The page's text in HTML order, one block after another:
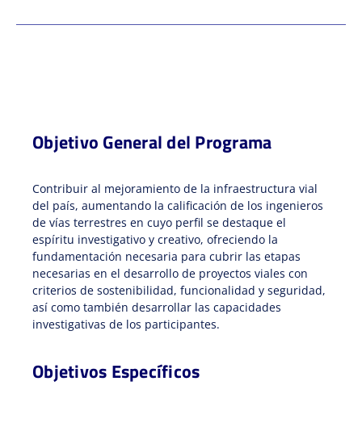
Objetivo General del Programa
Contribuir al mejoramiento de la infraestructura vial
del país, aumentando la calificación de los ingenieros
de vías terrestres en cuyo perfil se destaque el
espíritu investigativo y creativo, ofreciendo la
fundamentación necesaria para cubrir las etapas
necesarias en el desarrollo de proyectos viales con
criterios de sostenibilidad, funcionalidad y seguridad,
así como también desarrollar las capacidades
investigativas de los participantes.
Objetivos Específicos